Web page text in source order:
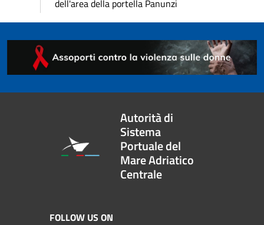
dell'area della portella Panunzi
Autorità di
Sistema
Portuale del
Mare Adriatico
Centrale
FOLLOW US ON